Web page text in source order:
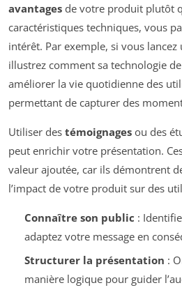
avantages de votre produit plutôt
caractéristiques techniques, vous
intérêt. Par exemple, si vous lancez
illustrez comment sa technologie
améliorer la vie quotidienne des
permettant de capturer des
Utiliser des témoignages ou des
peut enrichir votre présentation.
valeur ajoutée, car ils démontrent
l’impact de votre produit sur des
Connaître son public :
adaptez votre message en
Structurer la présentation :
manière logique pour guider